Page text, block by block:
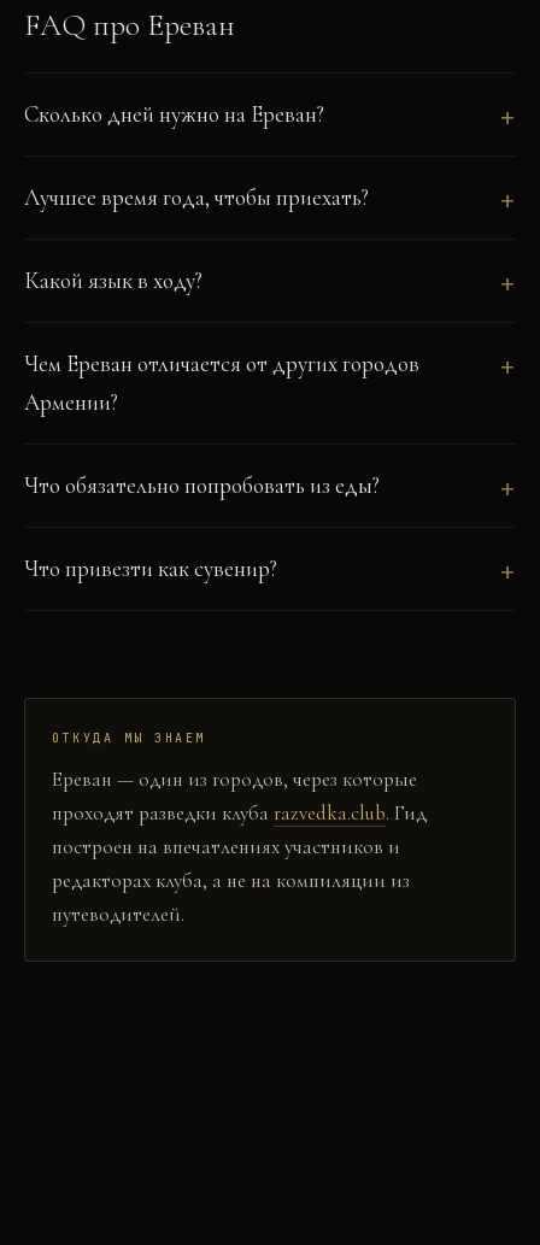
FAQ про Ереван
Сколько дней нужно на Ереван?
Лучшее время года, чтобы приехать?
Какой язык в ходу?
Чем Ереван отличается от других городов
Армении?
Что обязательно попробовать из еды?
Что привезти как сувенир?
ОТКУДА МЫ ЗНАЕМ
Ереван — один из городов, через которые
проходят разведки клуба razvedka.club. Гид
построен на впечатлениях участников и
редакторах клуба, а не на компиляции из
путеводителей.